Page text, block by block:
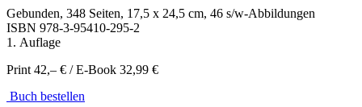
Gebunden, 348 Seiten, 17,5 x 24,5 cm, 46 s/w-Abbildungen
ISBN 978-3-95410-295-2
1. Auflage
Print 42,– € / E-Book 32,99 €
Buch bestellen